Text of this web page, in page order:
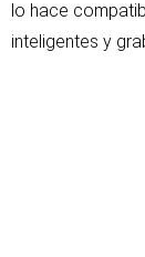
lo hace
inteligentes y